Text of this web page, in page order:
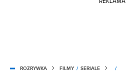
ROZRYWKA FILMY / SERIALE /